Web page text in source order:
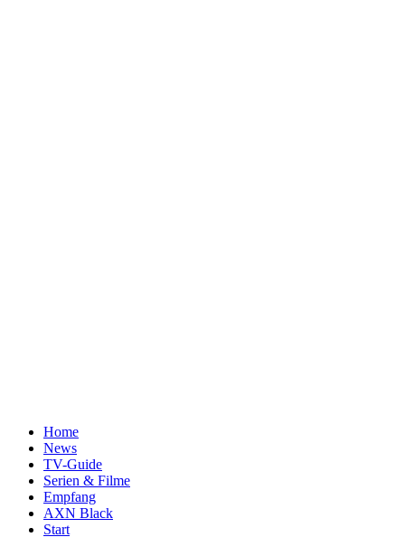
Home
News
TV-Guide
Serien & Filme
Empfang
AXN Black
Start